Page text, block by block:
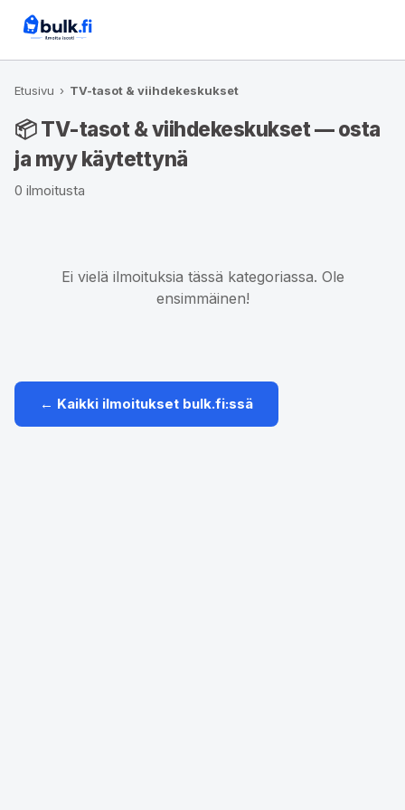
Etusivu › TV-tasot & viihdekeskukset
📦 TV-tasot & viihdekeskukset — osta
ja myy käytettynä
0 ilmoitusta
Ei vielä ilmoituksia tässä kategoriassa. Ole
ensimmäinen!
← Kaikki ilmoitukset bulk.fi:ssä